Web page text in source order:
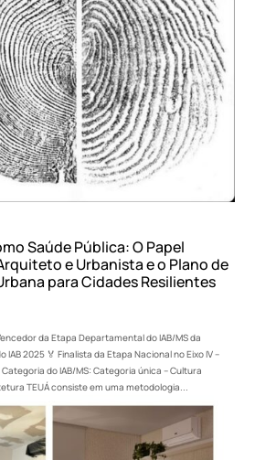
Saúde Pública: O Papel
e Urbanista e o Plano de
para Cidades Resilientes
da Etapa Departamental do IAB/MS da
IAB 2025 🏅 Finalista da Etapa Nacional no Eixo IV –
do IAB/MS: Categoria única – Cultura
TEUÁ consiste em uma metodologia...